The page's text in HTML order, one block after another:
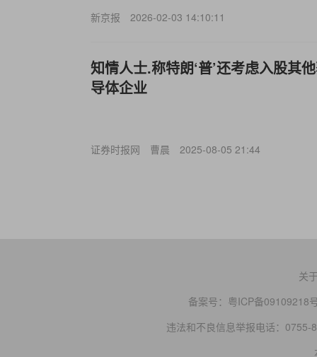
新京报 2026-02-03 14:10:11
知情人士.称特朗‘普’还考虑入股其
导体企业
证券时报网 曹晨 2025-08-05 21:44
关
备案号： 粤ICP备09109218
违法和不良信息举报电话：0755-